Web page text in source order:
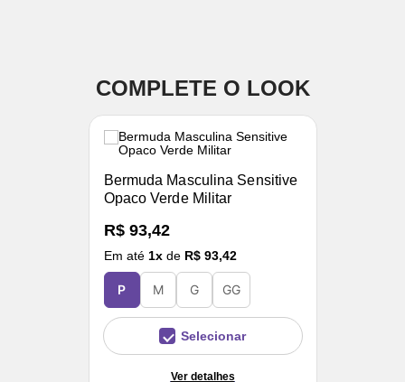
COMPLETE O LOOK
Bermuda Masculina Sensitive
Opaco Verde Militar
R$ 93,42
Em até 1x de R$ 93,42
P M G GG
Selecionar
Ver detalhes